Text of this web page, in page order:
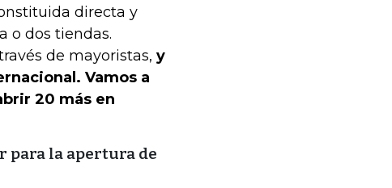
directa y
o dos tiendas.
de mayoristas, y
Vamos a
20 más en
para la apertura de